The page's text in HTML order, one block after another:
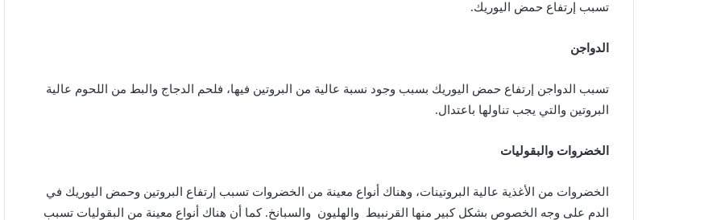
تسبب إرتفاع حمض اليوريك.
الدواجن
تسبب الدواجن إرتفاع حمض اليوريك بسبب وجود نسبة عالية من البروتين فيها، فلحم الدجاج والبط من اللحوم عالية
البروتين والتي يجب تناولها باعتدال.
الخضروات والبقوليات
الخضروات من الأغذية عالية البروتينات، وهناك أنواع معينة من الخضروات تسبب إرتفاع البروتين وحمض اليوريك في
الدم على وجه الخصوص بشكل كبير منها القرنبيط والهليون والسبانخ.كما أن هناك أنواع معينة من البقوليات تسبب